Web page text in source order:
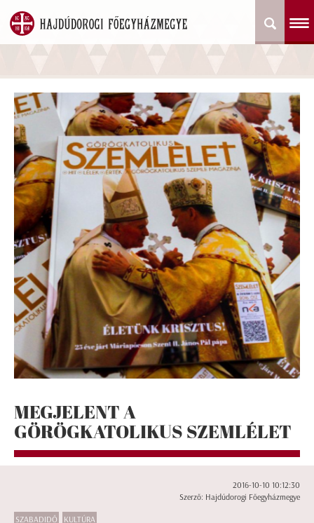
MEGJELENT A
GÖRÖGKATOLIKUS SZEMLÉLET
2016-10-10 10:12:30
Szerző: Hajdúdorogi Főegyházmegye
SZABADIDŐ KULTÚRA